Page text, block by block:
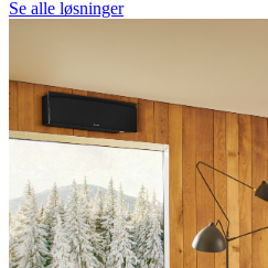
Se alle løsninger